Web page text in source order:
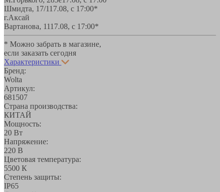
Шмидта, 17/117.08, с 17:00*
г.Аксай
Вартанова, 1117.08, с 17:00*
* Можно забрать в магазине,
если заказать сегодня
Характеристики
Бренд:
Wolta
Артикул:
681507
Страна производства:
КИТАЙ
Мощность:
20 Вт
Напряжение:
220 В
Цветовая температура:
5500 К
Степень защиты:
IP65